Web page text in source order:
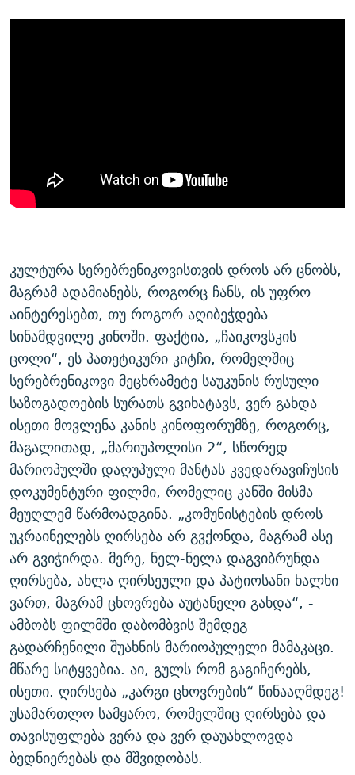
კულტურა სერებრენიკოვისთვის დროს არ ცნობს,
მაგრამ ადამიანებს, როგორც ჩანს, ის უფრო
აინტერესებთ, თუ როგორ აღიბეჭდება
სინამდვილე კინოში. ფაქტია, „ჩაიკოვსკის
ცოლი“, ეს პათეტიკური კიტჩი, რომელშიც
სერებრენიკოვი მეცხრამეტე საუკუნის რუსული
საზოგადოების სურათს გვიხატავს, ვერ გახდა
ისეთი მოვლენა კანის კინოფორუმზე, როგორც,
მაგალითად, „მარიუპოლისი 2“, სწორედ
მარიოპულში დაღუპული მანტას კვედარავიჩუსის
დოკუმენტური ფილმი, რომელიც კანში მისმა
მეუღლემ წარმოადგინა. „კომუნისტების დროს
უკრაინელებს ღირსება არ გვქონდა, მაგრამ ასე
არ გვიჭირდა. მერე, ნელ-ნელა დაგვიბრუნდა
ღირსება, ახლა ღირსეული და პატიოსანი ხალხი
ვართ, მაგრამ ცხოვრება აუტანელი გახდა“, -
ამბობს ფილმში დაბომბვის შემდეგ
გადარჩენილი შუახნის მარიოპულელი მამაკაცი.
მწარე სიტყვებია. აი, გულს რომ გაგიჩერებს,
ისეთი. ღირსება „კარგი ცხოვრების“ წინააღმდეგ!
უსამართლო სამყარო, რომელშიც ღირსება და
თავისუფლება ვერა და ვერ დაუახლოვდა
ბედნიერებას და მშვიდობას.